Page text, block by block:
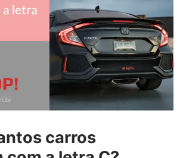
carros